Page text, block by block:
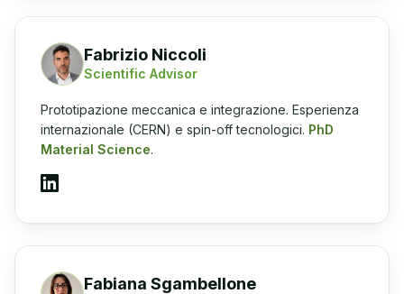
Fabrizio Niccoli
Scientific Advisor
Prototipazione meccanica e integrazione. Esperienza
internazionale (CERN) e spin-off tecnologici. PhD
Material Science.
Fabiana Sgambellone